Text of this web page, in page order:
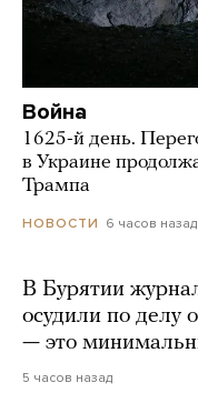
Война
1625-й день.
в Украине
Трампа
НОВОСТИ 6 часов назад
В Бурятии
осудили по делу
— это
5 часов назад